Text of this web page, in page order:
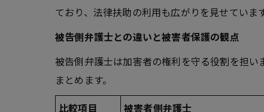
ており、法律扶助の利用も広がりを見せています
被告側弁護士との違いと被害者保護の観点
被告側弁護士は加害者の権利を守る役割を担
まとめます。
比較項目
被害者側弁護士